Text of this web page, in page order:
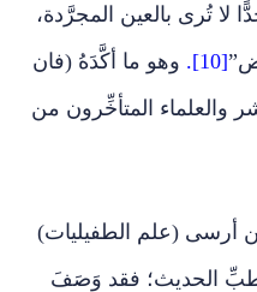
لا تُرى بالعين المجرَّدة،
[10].
وهو ما أكَّدَهُ (فان
والعلماء المتأخِّرون من
أرسى (علم الطفيليات)
الحديث؛ فقد وَصَفَ